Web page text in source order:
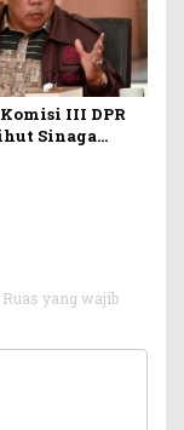
III DPR
Sinaga
Ruas yang wajib